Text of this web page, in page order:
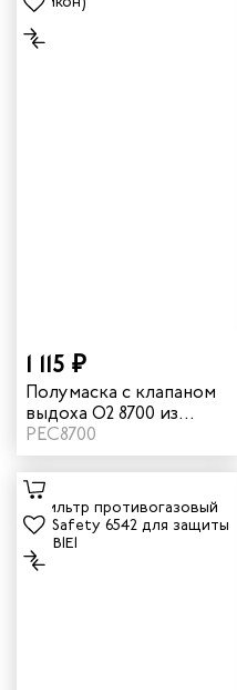
1 115 ₽
Полумаска с клапаном
выдоха О2 8700 из
силикона
РЕС8700